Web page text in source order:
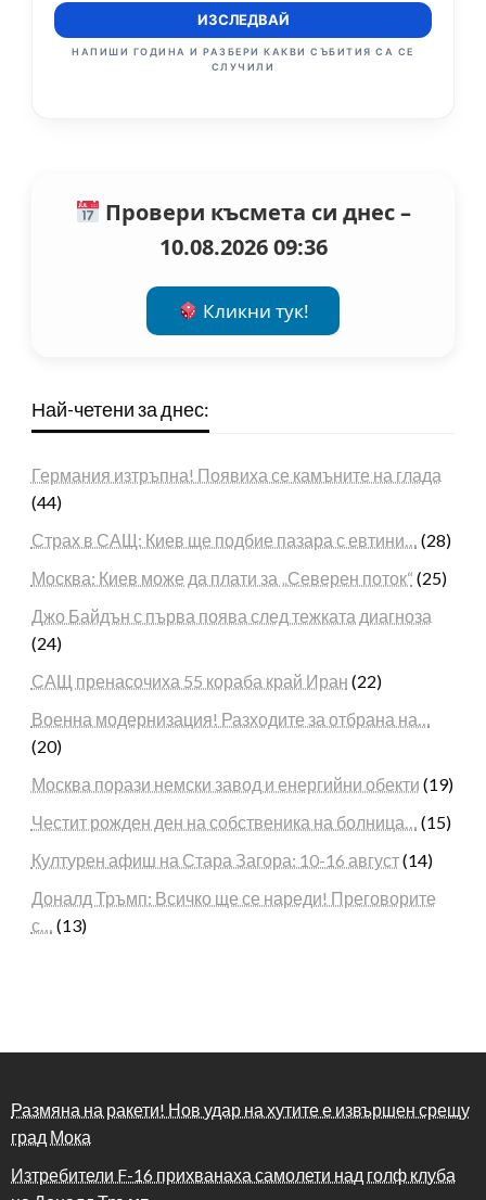
ИЗСЛЕДВАЙ
НАПИШИ ГОДИНА И РАЗБЕРИ КАКВИ СЪБИТИЯ СА СЕ
СЛУЧИЛИ
Провери късмета си днес –
10.08.2026 09:36
Кликни тук!
Най-четени за днес:
Германия изтръпна! Появиха се камъните на глада
(44)
Страх в САЩ: Киев ще подбие пазара с евтини… (28)
Москва: Киев може да плати за „Северен поток“ (25)
Джо Байдън с първа поява след тежката диагноза
(24)
САЩ пренасочиха 55 кораба край Иран (22)
Военна модернизация! Разходите за отбрана на…
(20)
Москва порази немски завод и енергийни обекти (19)
Честит рожден ден на собственика на болница… (15)
Културен афиш на Стара Загора: 10-16 август(14)
Доналд Тръмп: Всичко ще се нареди! Преговорите
с… (13)
Размяна на ракети! Нов удар на хутите е извършен срещу
град Мока
Изтребители F-16 прихванаха самолети над голф клуба